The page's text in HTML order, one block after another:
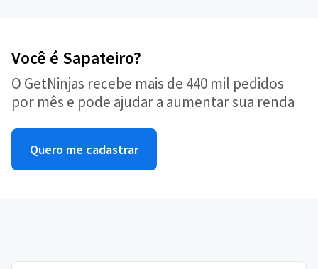
Você é Sapateiro?
O GetNinjas recebe mais de 440 mil pedidos
por mês e pode ajudar a aumentar sua renda
Quero me cadastrar